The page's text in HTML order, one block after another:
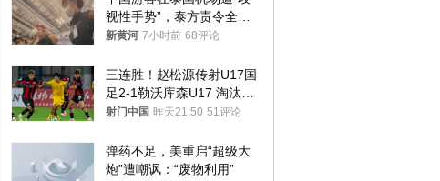
视性手势”，泰方责令全面
调查，对责任人采取最严厉
新黄河 7小时前 68评论
三连胜！赵松源传射U17国
足2-1勒沃库森U17 淘汰赛
将战河床
射门中国 昨天21:50 51评论
弹药不足，美重启“超级大
炮”遭嘲讽：“废物利用”